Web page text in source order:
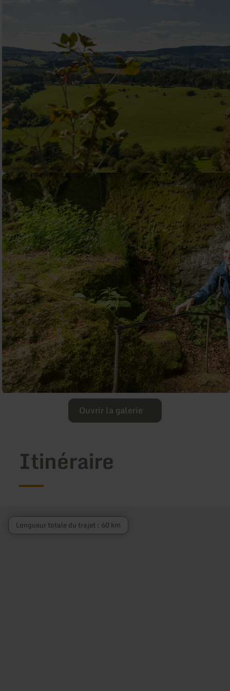
Ouvrir la galerie
Itinéraire
Longueur totale du trajet : 60 km